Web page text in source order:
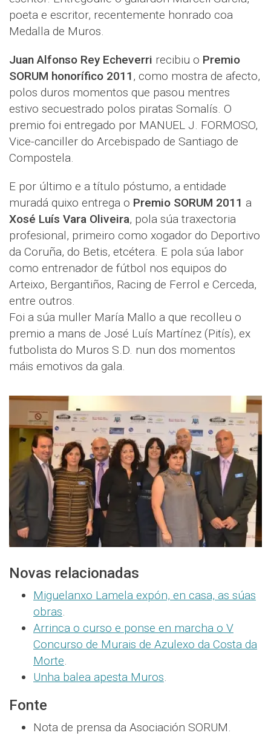
poeta e escritor, recentemente honrado coa
Medalla de Muros.
Juan Alfonso Rey Echeverri recibiu o Premio
SORUM honorífico 2011, como mostra de afecto,
polos duros momentos que pasou mentres
estivo secuestrado polos piratas Somalís. O
premio foi entregado por MANUEL J. FORMOSO,
Vice-canciller do Arcebispado de Santiago de
Compostela.
E por último e a título póstumo, a entidade
muradá quixo entrega o Premio SORUM 2011 a
Xosé Luís Vara Oliveira, pola súa traxectoria
profesional, primeiro como xogador do Deportivo
da Coruña, do Betis, etcétera. E pola súa labor
como entrenador de fútbol nos equipos do
Arteixo, Bergantiños, Racing de Ferrol e Cerceda,
entre outros.
Foi a súa muller María Mallo a que recolleu o
premio a mans de José Luís Martínez (Pitís), ex
futbolista do Muros S.D. nun dos momentos
máis emotivos da gala.
Novas relacionadas
Miguelanxo Lamela expón, en casa, as súas
obras.
Arrinca o curso e ponse en marcha o V
Concurso de Murais de Azulexo da Costa da
Morte.
Unha balea apesta Muros.
Fonte
Nota de prensa da Asociación SORUM.